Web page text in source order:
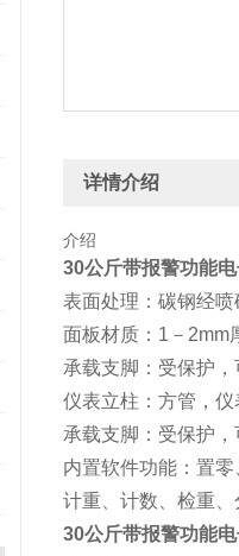
详情介绍
介绍
30公斤带报警功能
表面处理：碳钢经
面板材质：1－2mm
承载支脚：受保护
仪表立柱：方管，
承载支脚：受保护
内置软件功能：置
计重、计数、检重
30公斤带报警功能